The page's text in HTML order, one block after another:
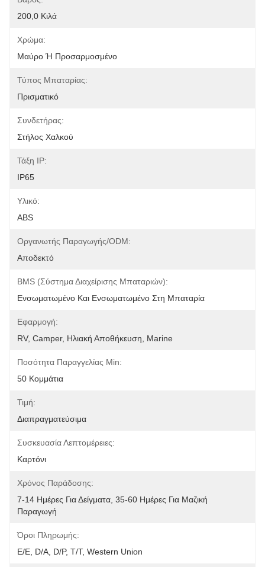
200,0 Κιλά
Χρώμα:
Μαύρο Ή Προσαρμοσμένο
Τύπος Μπαταρίας:
Πρισματικό
Συνδετήρας:
Στήλος Χαλκού
Τάξη IP:
IP65
Υλικό:
ABS
Οργανωτής Παραγωγής/ODM:
Αποδεκτό
BMS (σύστημα Διαχείρισης Μπαταριών):
Ενσωματωμένο Και Ενσωματωμένο Στη Μπαταρία
Εφαρμογή:
RV, Camper, Ηλιακή Αποθήκευση, Marine
Ποσότητα Παραγγελίας Min:
50 Κομμάτια
Τιμή:
Διαπραγματεύσιμα
Συσκευασία Λεπτομέρειες:
Καρτόνι
Χρόνος Παράδοσης:
7-14 Ημέρες Για Δείγματα, 35-60 Ημέρες Για Μαζική
Παραγωγή
Όροι Πληρωμής:
Ε/Ε, D/A, D/P, T/T, Western Union